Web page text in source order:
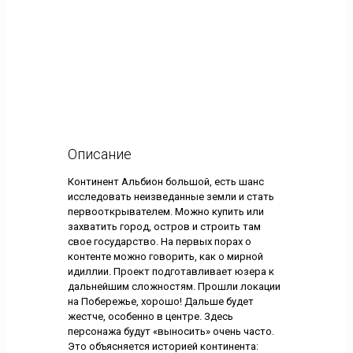
Описание
Континент Альбион большой, есть шанс
исследовать неизведанные земли и стать
первооткрывателем. Можно купить или
захватить город, остров и строить там
свое государство. На первых порах о
контенте можно говорить, как о мирной
идиллии. Проект подготавливает юзера к
дальнейшим сложностям. Прошли локации
на Побережье, хорошо! Дальше будет
жестче, особенно в центре. Здесь
персонажа будут «выносить» очень часто.
Это объясняется историей континента: